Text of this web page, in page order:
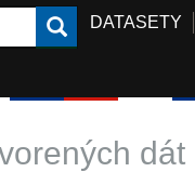
DATASETY
dát